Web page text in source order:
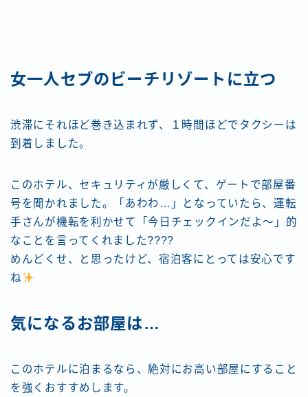
女一人セブのビーチリゾートに立つ
渋滞にそれほど巻き込まれず、１時間ほどでタクシーは
到着しました。
このホテル、セキュリティが厳しくて、ゲートで部屋番
号を聞かれました。「あわわ…」となっていたら、運転
手さんが機転を利かせて「今日チェックインだよ～」的
なことを言ってくれました????
めんどくせ、と思ったけど、宿泊客にとっては安心です
ね
気になるお部屋は…
このホテルに泊まるなら、絶対にお高い部屋にすること
を強くおすすめします。